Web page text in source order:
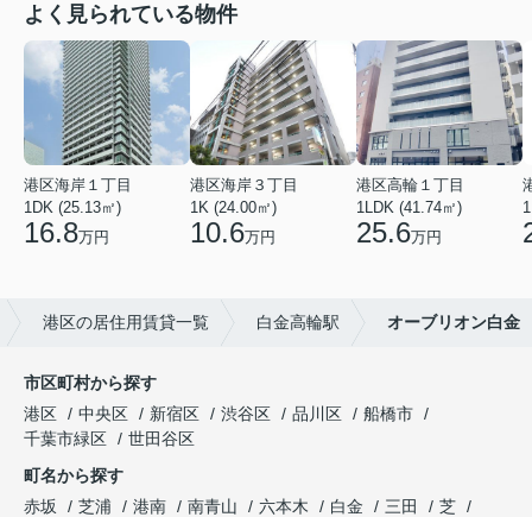
よく見られている物件
港区海岸１丁目
1DK (25.13㎡)
16.8万円
港区海岸３丁目
1K (24.00㎡)
10.6万円
港区高輪１丁目
1LDK (41.74㎡)
25.6万円
港区の居住用賃貸一覧 白金高輪駅 オーブリオン白金
市区町村から探す
港区
中央区 新宿区 渋谷区 品川区
船橋市
千葉市緑区
世田谷区
町名から探す
赤坂
芝浦 港南 南青山 六本木 白金 三田
芝